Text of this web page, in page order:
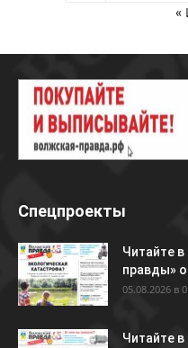
«
Спецпроекты
Читайте
правды»
05.08.2026 в
Читайте